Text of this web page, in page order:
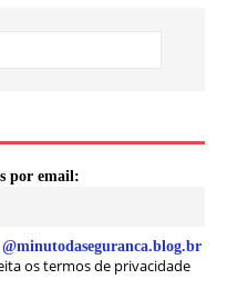
por email:
os termos de privacidade